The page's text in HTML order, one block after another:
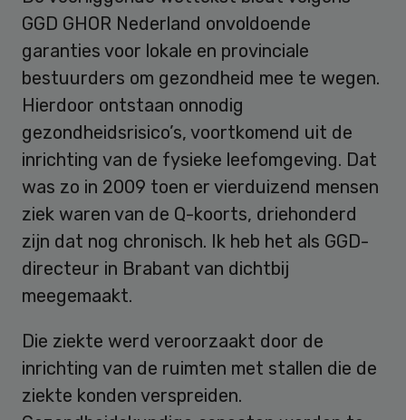
GGD GHOR Nederland onvoldoende
garanties voor lokale en provinciale
bestuurders om gezondheid mee te wegen.
Hierdoor ontstaan onnodig
gezondheidsrisico’s, voortkomend uit de
inrichting van de fysieke leefomgeving. Dat
was zo in 2009 toen er vierduizend mensen
ziek waren van de Q-koorts, driehonderd
zijn dat nog chronisch. Ik heb het als GGD-
directeur in Brabant van dichtbij
meegemaakt.
Die ziekte werd veroorzaakt door de
inrichting van de ruimten met stallen die de
ziekte konden verspreiden.